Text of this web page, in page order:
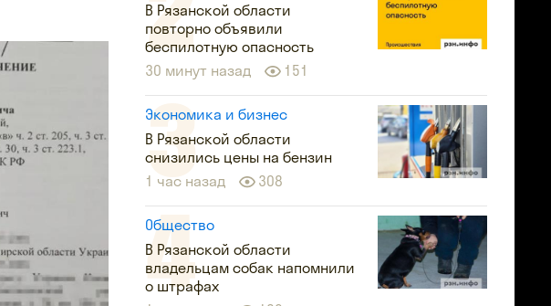
В Рязанской области
повторно объявили
беспилотную опасность
30 минут назад
151
Экономика и бизнес
В Рязанской области
снизились цены на бензин
1 час назад
308
Общество
В Рязанской области
владельцам собак напомнили
о штрафах